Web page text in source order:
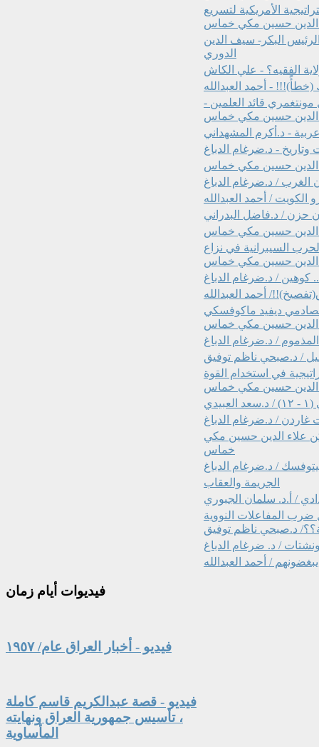
الأمريكية لتسريع
البكر- سيف الدين
الدوري
الفقيه؟ - علي الكاش
- أحمد العبدالله
قائد العلمين -
الدين حسين مكي خماس
- د.أكرم المشهداني
وتاريخ - د.ضرغام الدباغ
الدين حسين مكي خماس
/ د.ضرغام الدباغ
/ أحمد العبدالله
حزن / د.فاضل البدراني
الدين حسين مكي خماس
السيبرانية في نزاع
الدين حسين مكي خماس
كوهين / د.ضرغام الدباغ
أحمد العبدالله
ديفيد ماكوفسكي
الدين حسين مكي خماس
/ د.ضرغام الدباغ
/ د.صبحي ناظم توفيق
في استخدام القوة
الدين حسين مكي خماس
غاردن / د.ضرغام الدباغ
علاء الدين حسين مكي
خماس
/ د.ضرغام الدباغ
الجريمة والعقاب
/ أ.د. سلمان الجبوري
ضرب المفاعلات النووية
د.صبحي ناظم توفيق
/ د. ضرغام الدباغ
/ أحمد العبدالله
فيديوات أيام زمان
فيديو - أخبار العراق عام/ ١٩٥٧
فيديو - قصة عبدالكريم قاسم كاملة
، تأسيس جمهورية العراق ونهايته
المأساوية